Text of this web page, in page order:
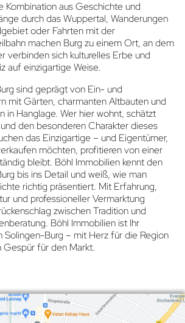
aus Geschichte und
durch das Wuppertal, Wanderungen
oder Fahrten mit der
machen Burg zu einem Ort, an dem
verbinden sich kulturelles Erbe und
auf einzigartige Weise.
sind geprägt von Ein- und
mit Gärten, charmanten Altbauten und
in Hanglage. Wer hier wohnt, schätzt
den besonderen Charakter dieses
das Einzigartige – und Eigentümer,
möchten, profitieren von einer
bleibt. Böhl Immobilien kennt den
bis ins Detail und weiß, wie man
richtig präsentiert. Mit Erfahrung,
und professioneller Vermarktung
zwischen Tradition und
Böhl Immobilien ist Ihr
Solingen-Burg – mit Herz für die Region
Gespür für den Markt.